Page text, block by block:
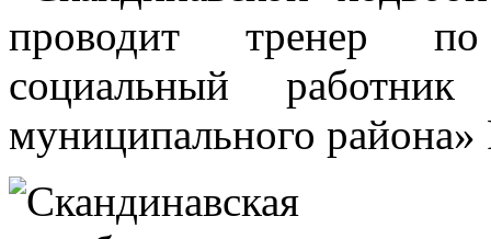
проводит тренер по
социальный
муниципального